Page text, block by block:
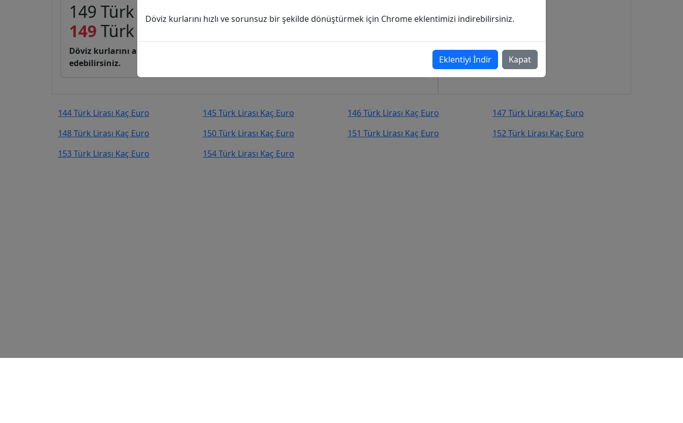
149 Türk Lirası (TL) kaç Euro (EUR)?
149 Türk Lirası Euro (EUR)
Döviz kurlarını anlık, canlı, basit bir şekilde kurcevir.net adresinden takip
edebilirsiniz.
144 Türk Lirası Kaç Euro 145 Türk Lirası Kaç Euro 146 Türk Lirası Kaç Euro
147 Türk Lirası Kaç Euro
148 Türk Lirası Kaç Euro
150 Türk Lirası Kaç Euro 151 Türk Lirası Kaç Euro
152 Türk Lirası Kaç Euro
153 Türk Lirası Kaç Euro
154 Türk Lirası Kaç Euro
Döviz kurlarını hızlı ve sorunsuz bir şekilde dönüştürmek için Chrome eklentimizi indirebilirsiniz.
Eklentiyi İndir Kapat